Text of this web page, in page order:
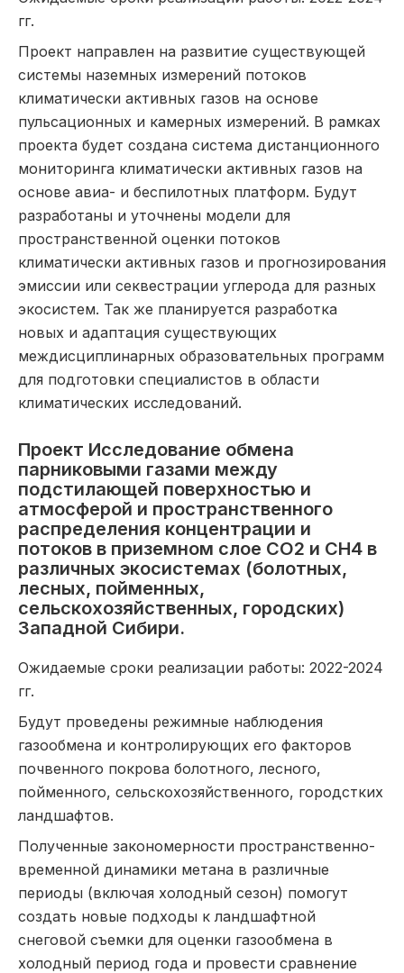
гг.
Проект направлен на развитие существующей
системы наземных измерений потоков
климатически активных газов на основе
пульсационных и камерных измерений. В рамках
проекта будет создана система дистанционного
мониторинга климатически активных газов на
основе авиа- и беспилотных платформ. Будут
разработаны и уточнены модели для
пространственной оценки потоков
климатически активных газов и прогнозирования
эмиссии или секвестрации углерода для разных
экосистем. Так же планируется разработка
новых и адаптация существующих
междисциплинарных образовательных программ
для подготовки специалистов в области
климатических исследований.
Проект Исследование обмена
парниковыми газами между
подстилающей поверхностью и
атмосферой и пространственного
распределения концентрации и
потоков в приземном слое СО2 и СН4 в
различных экосистемах (болотных,
лесных, пойменных,
сельскохозяйственных, городских)
Западной Сибири.
Ожидаемые сроки реализации работы: 2022-2024
гг.
Будут проведены режимные наблюдения
газообмена и контролирующих его факторов
почвенного покрова болотного, лесного,
пойменного, сельскохозяйственного, городстких
ландшафтов.
Полученные закономерности пространственно-
временной динамики метана в различные
периоды (включая холодный сезон) помогут
создать новые подходы к ландшафтной
снеговой съемки для оценки газообмена в
холодный период года и провести сравнение